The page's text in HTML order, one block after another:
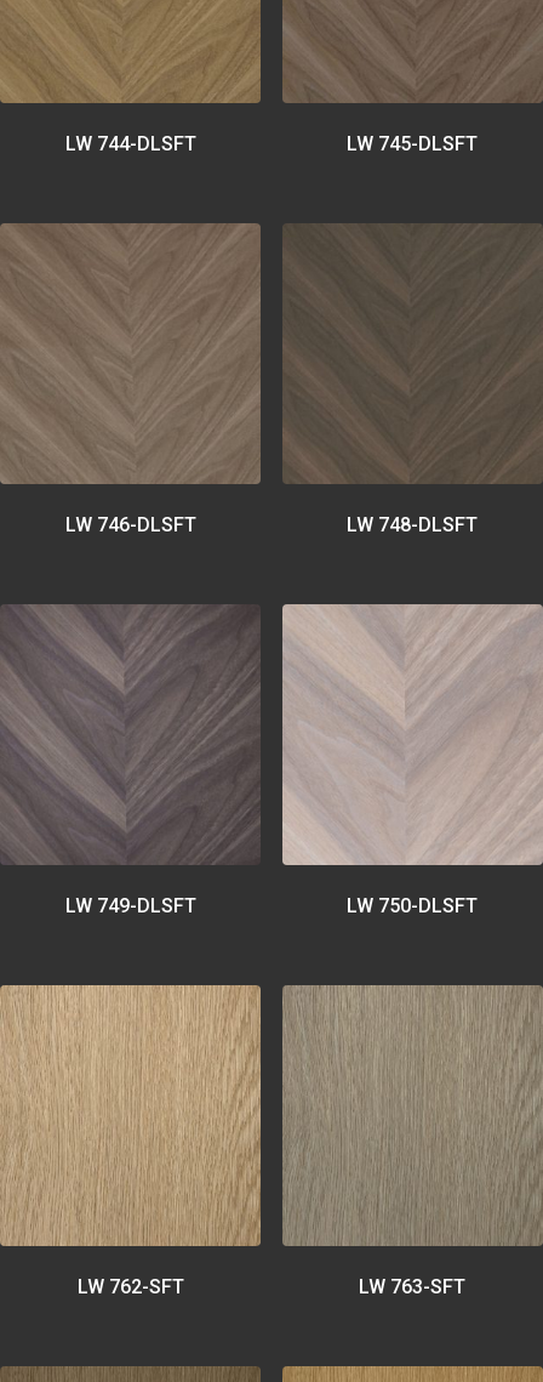
LW 744-DLSFT LW 745-DLSFT
LW 746-DLSFT LW 748-DLSFT
LW 749-DLSFT LW 750-DLSFT
LW 762-SFT LW 763-SFT